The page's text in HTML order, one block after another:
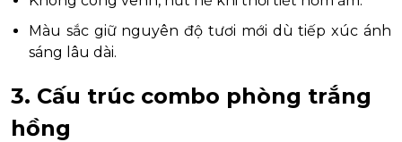
Màu sắc giữ nguyên độ tươi mới dù tiếp xúc ánh
sáng lâu dài.
3. Cấu trúc combo phòng trắng
hồng